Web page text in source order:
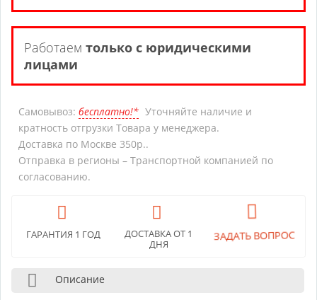
Работаем только с юридическими
лицами
Самовывоз: бесплатно!* Уточняйте наличие и
кратность отгрузки Товара у менеджера.
Доставка по Москве 350р..
Отправка в регионы – Транспортной компанией по
согласованию.
ГАРАНТИЯ 1 ГОД
ДОСТАВКА ОТ 1
ДНЯ
ЗАДАТЬ ВОПРОС
Описание